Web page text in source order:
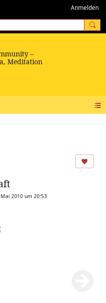
Anmelden
2010 um 20:53